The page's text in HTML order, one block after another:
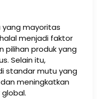
yang mayoritas
menjadi faktor
pilihan produk yang
Selain itu,
standar mutu yang
meningkatkan